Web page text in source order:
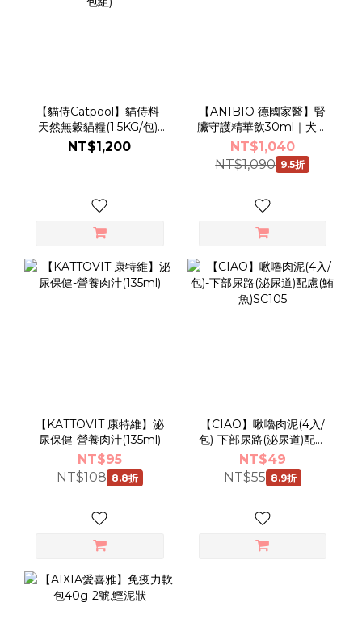
【貓侍Catpool】貓侍料-
天然無穀貓糧(1.5KG/包)-
雞羊(黑貓侍)+雞鴨(白貓
侍)(綜合2包組)
NT$1,200
【ANIBIO 德國家醫】腎
臟守護精華飲30ml｜犬貓
適用
NT$1,040
NT$1,090 9.5折
【KATTOVIT 康特維】泌
尿保健-營養肉汁(135ml)
NT$95
NT$108 8.8折
【CIAO】啾嚕肉泥(4入/
包)-下部尿路(泌尿道)配慮
(鮪魚)SC105
NT$49
NT$55 8.9折